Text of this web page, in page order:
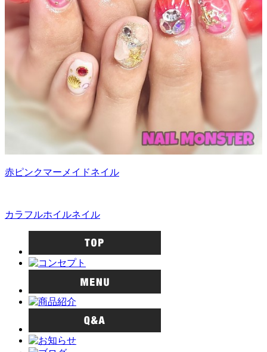
赤ピンクマーメイドネイル
カラフルホイルネイル